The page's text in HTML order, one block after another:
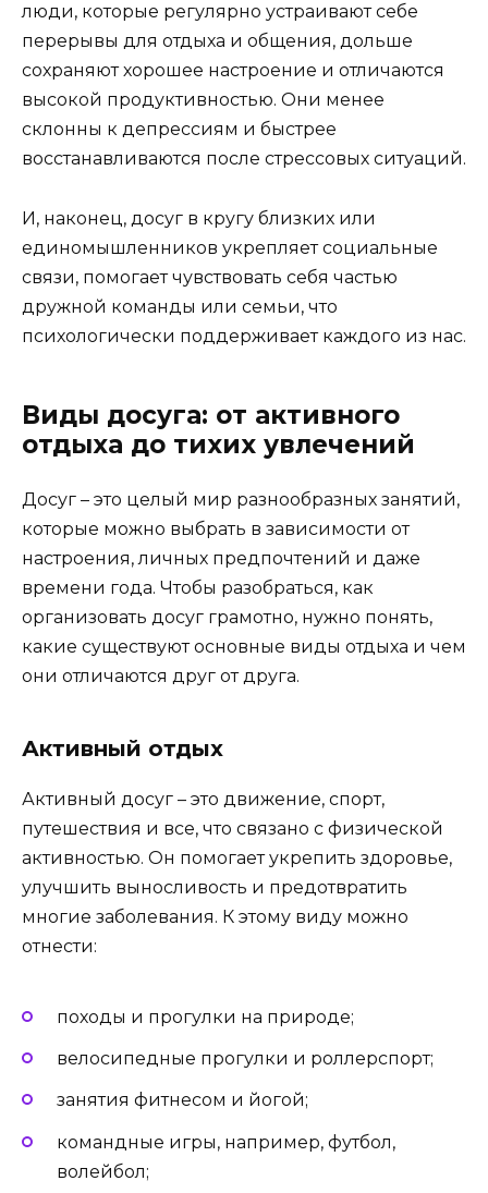
люди, которые регулярно устраивают себе
перерывы для отдыха и общения, дольше
сохраняют хорошее настроение и отличаются
высокой продуктивностью. Они менее
склонны к депрессиям и быстрее
восстанавливаются после стрессовых ситуаций.
И, наконец, досуг в кругу близких или
единомышленников укрепляет социальные
связи, помогает чувствовать себя частью
дружной команды или семьи, что
психологически поддерживает каждого из нас.
Виды досуга: от активного
отдыха до тихих увлечений
Досуг – это целый мир разнообразных занятий,
которые можно выбрать в зависимости от
настроения, личных предпочтений и даже
времени года. Чтобы разобраться, как
организовать досуг грамотно, нужно понять,
какие существуют основные виды отдыха и чем
они отличаются друг от друга.
Активный отдых
Активный досуг – это движение, спорт,
путешествия и все, что связано с физической
активностью. Он помогает укрепить здоровье,
улучшить выносливость и предотвратить
многие заболевания. К этому виду можно
отнести:
походы и прогулки на природе;
велосипедные прогулки и роллерспорт;
занятия фитнесом и йогой;
командные игры, например, футбол,
волейбол;